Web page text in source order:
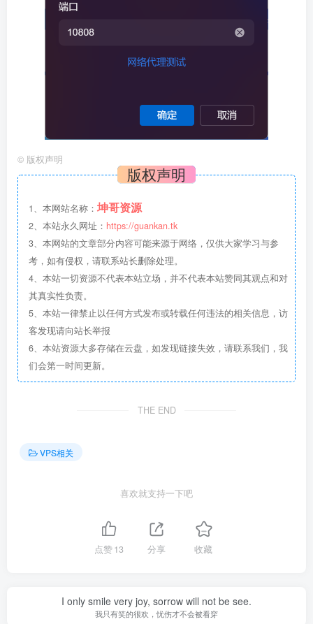
© 版权声明
版权声明
1、本网站名称： 坤哥资源
2、本站永久网址： https://guankan.tk
3、本网站的文章部分内容可能来源于网络，仅供大家学习与参
考，如有侵权，请联系站长删除处理。
4、本站一切资源不代表本站立场，并不代表本站赞同其观点和对
其真实性负责。
5、本站一律禁止以任何方式发布或转载任何违法的相关信息，访
客发现请向站长举报
6、本站资源大多存储在云盘，如发现链接失效，请联系我们，我
们会第一时间更新。
THE END
VPS相关
喜欢就支持一下吧
点赞13 分享 收藏
I only smile very joy, sorrow will not be see.
我只有笑的很欢，忧伤才不会被看穿